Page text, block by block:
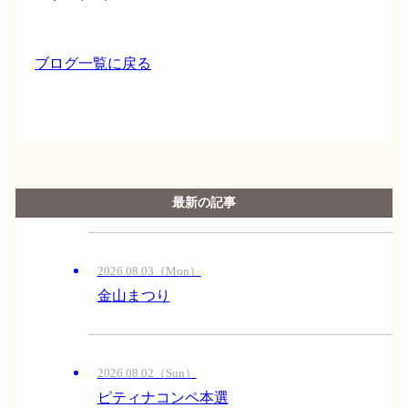
ブログ一覧に戻る
最新の記事
2026.08.03（Mon）
金山まつり
2026.08.02（Sun）
ピティナコンペ本選